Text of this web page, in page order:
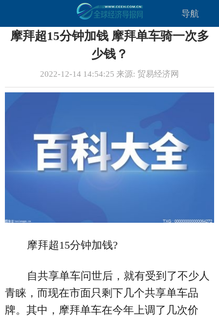
导航
摩拜超15分钟加钱 摩拜单车骑一次多
少钱？
2022-12-14 14:54:25 来源: 贸易经济网
摩拜超15分钟加钱?
自共享单车问世后，就有受到了不少人
青睐，而现在市面只剩下几个共享单车品
牌。其中，摩拜单车在今年上调了几次价